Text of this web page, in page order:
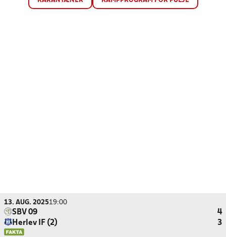
13. AUG. 202519:00
SBV 09
4
Herlev IF (2)
3